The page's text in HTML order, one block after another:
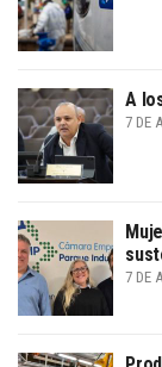
A
7 DE
7 DE